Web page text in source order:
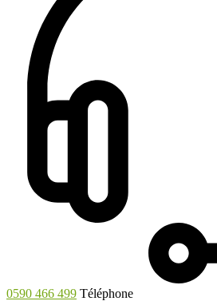
0590 466 499 Téléphone